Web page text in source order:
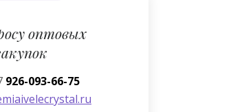
оптовых
926-093-66-75